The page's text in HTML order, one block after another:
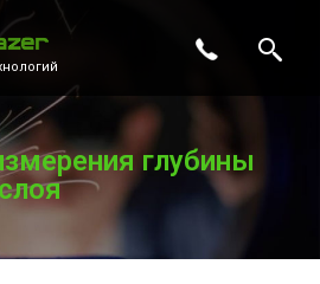
глубины